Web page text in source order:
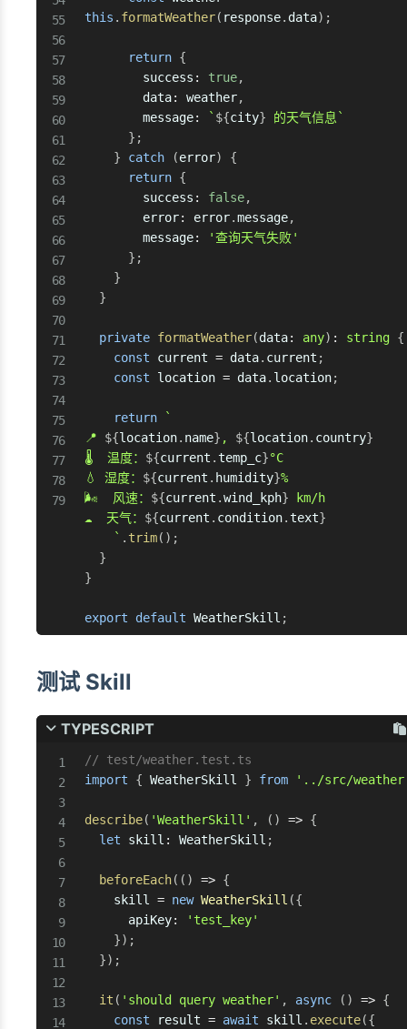
this . formatWeather( response. data) ;
return {
        success
: true,
        data
: weather,
        message
: ` ${city} 的天气信息 `
} ;
}
catch (error)
{
return {
        success
: false,
        error
: error.message,
        message
:
'查询天气失败'
} ;
}
}
private formatWeather(data: any) : string {
const current = data. current ;
const location = data. location;
return
`
📍 ${location. name} , ${location. country}
🌡️  温度： ${current .temp_c}°C
💧 湿度： ${current . humidity}%
🌬️  风速： ${current .wind_kph} km/h
☁️  天气： ${current . condition.text}
` . trim( ) ;
}
}
export default WeatherSkill ;
测试 Skill
TYPESCRIPT
// test/weather.test.ts
import
{ WeatherSkill } from '../src/
describe( 'WeatherSkill' , ( ) => {
let skill : WeatherSkill ;
beforeEach( ( ) => {
    skill
= new WeatherSkill ({
      apiKey
:
'test_key'
}) ;
}) ;
it ( 'should query weather' , async ( ) => {
const result = await skill . execute({